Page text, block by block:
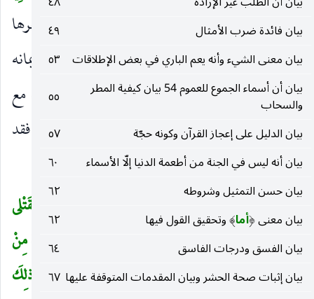
بيان فائدة ضرب الأمثال
٤٩
بيان معنى الشيء وأنه يعم الباري في بعض الإطلاقات ٥٣
بيان أن أسماء الجموع للعموم 54 بيان كيفية المطر
والسحاب
٥٥
بيان الدليل على إعجاز القرآن وكونه حجّة
٥٧
بيان أنه ليس في الجنة من أطعمة الدنيا إلّا الأسماء
٦٠
بيان حسن التمثيل وشروطه
٦٢
بيان معنى (أما) وتحقيق القول فيها
٦٢
بيان الفسق ودرجات الفاسق
٦٤
بيان إثبات صحة الحشر وبيان المقدمات المتوقفة عليها ٦٧
الرِّقابِ) وإلى الثالث بقوله :
إلى آخرها
ولذلك وصف المستجمع لها بالصدق نظرا إلى إيمانه
واعتقاده بالتقوى ، اعتبارا بمعاشرته للخلق ومعاملته مع
الحق. وإليه أشار بقولهعليه‌السلام«من عمل بهذه الآية فقد
استكمل الإيمان».
يا أَيُّهَا الَّذِينَ آمَنُوا كُتِبَ عَلَيْكُمُ الْقِصاصُ فِي الْقَتْلى
الْحُرُّ بِالْحُرِّ وَالْعَبْدُ بِالْعَبْدِ وَالْأُنْثى بِالْأُنْثى فَمَنْ عُفِيَ لَهُ مِنْ
أَخِيهِ شَيْءٌ فَاتِّباعٌ بِالْمَعْرُوفِ وَأَداءٌ إِلَيْهِ بِإِحْسانٍ ذلِكَ